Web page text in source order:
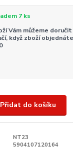
7 ks
Vám můžeme doručit
když zboží
Přidat do košíku
NT23
5904107120164